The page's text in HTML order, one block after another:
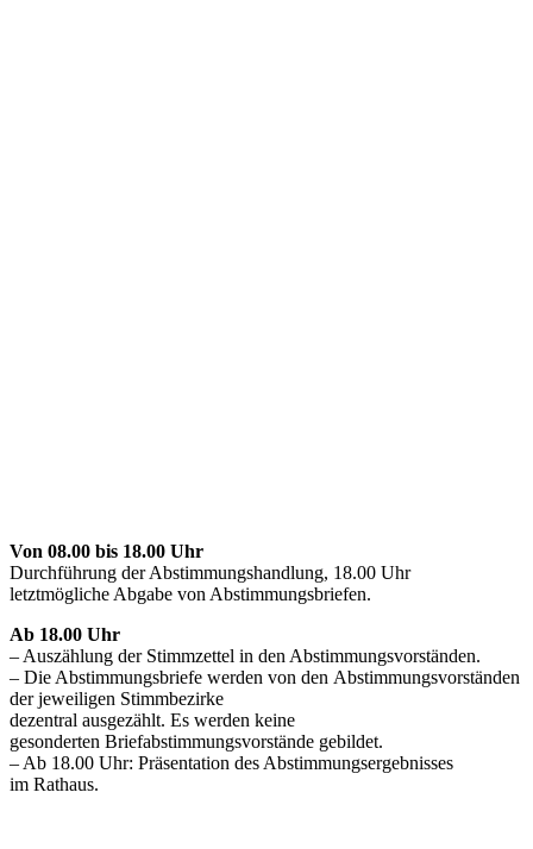
Von 08.00 bis 18.00 Uhr
Durchführung der Abstimmungshandlung, 18.00 Uhr
letztmögliche Abgabe von Abstimmungsbriefen.
Ab 18.00 Uhr
– Auszählung der Stimmzettel in den Abstimmungsvorständen.
– Die Abstimmungsbriefe werden von den Abstimmungsvorständen
der jeweiligen Stimmbezirke
dezentral ausgezählt. Es werden keine
gesonderten Briefabstimmungsvorstände gebildet.
– Ab 18.00 Uhr: Präsentation des Abstimmungsergebnisses
im Rathaus.